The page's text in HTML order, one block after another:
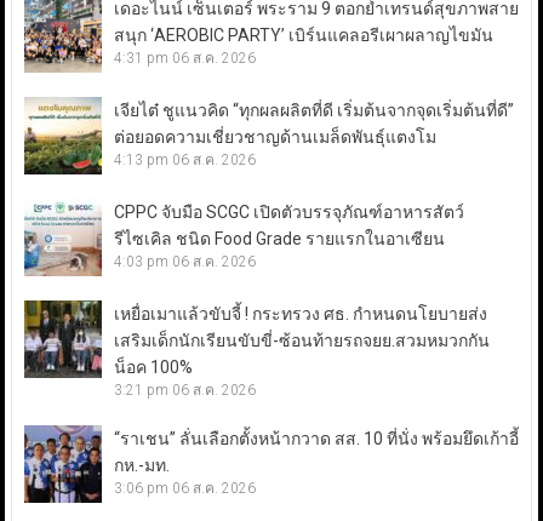
เดอะไนน์ เซ็นเตอร์ พระราม 9 ตอกย้ำเทรนด์สุขภาพสาย
สนุก ‘AEROBIC PARTY’ เบิร์นแคลอรีเผาผลาญไขมัน
4:31 pm 06 ส.ค. 2026
เจียไต๋ ชูแนวคิด “ทุกผลผลิตที่ดี เริ่มต้นจากจุดเริ่มต้นที่ดี”
ต่อยอดความเชี่ยวชาญด้านเมล็ดพันธุ์แตงโม
4:13 pm 06 ส.ค. 2026
CPPC จับมือ SCGC เปิดตัวบรรจุภัณฑ์อาหารสัตว์
รีไซเคิล ชนิด Food Grade รายแรกในอาเซียน
4:03 pm 06 ส.ค. 2026
เหยื่อเมาแล้วขับจี้ ! กระทรวง ศธ. กำหนดนโยบายส่ง
เสริมเด็กนักเรียนขับขี่-ซ้อนท้ายรถจยย.สวมหมวกกัน
น็อค 100%
3:21 pm 06 ส.ค. 2026
“ราเชน” ลั่นเลือกตั้งหน้ากวาด สส. 10 ที่นั่ง พร้อมยึดเก้าอี้
กห.-มท.
3:06 pm 06 ส.ค. 2026